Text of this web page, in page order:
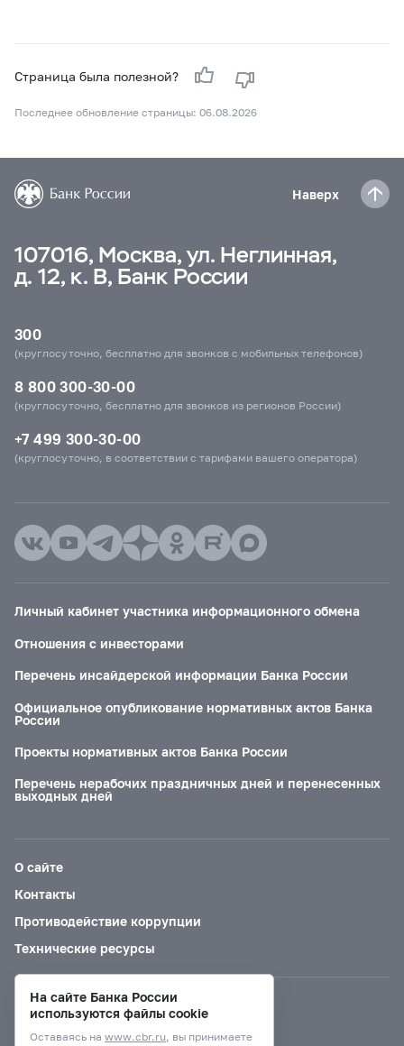
Страница была полезной?
Последнее обновление страницы: 06.08.2026
Наверх
107016, Москва, ул. Неглинная,
д. 12, к. В, Банк России
300
(круглосуточно, бесплатно для звонков с мобильных телефонов)
8 800 300-30-00
(круглосуточно, бесплатно для звонков из регионов России)
+7 499 300-30-00
(круглосуточно, в соответствии с тарифами вашего оператора)
Личный кабинет участника информационного обмена
Отношения с инвесторами
Перечень инсайдерской информации Банка России
Официальное опубликование нормативных актов Банка
России
Проекты нормативных актов Банка России
Перечень нерабочих праздничных дней и перенесенных
выходных дней
О сайте
Контакты
Противодействие коррупции
Технические ресурсы
Версия для слабовидящих
На сайте Банка России
используются файлы cookie
Оставаясь на www.cbr.ru, вы принимаете